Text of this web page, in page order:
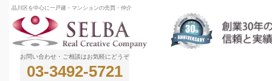
品川区を中心に一戸建・マンションの売買・仲介
お問い合わせ・ご相談はお気軽にどうぞ
03-3492-5721